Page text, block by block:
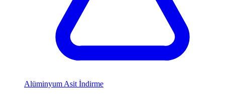
Alüminyum Asit İndirme